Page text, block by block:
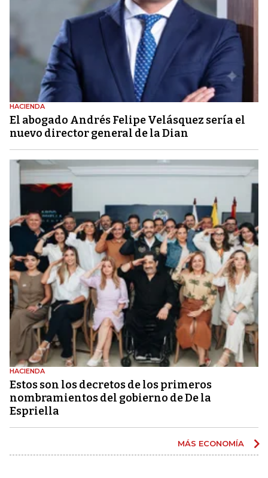
HACIENDA
El abogado Andrés Felipe Velásquez sería el
nuevo director general de la Dian
HACIENDA
Estos son los decretos de los primeros
nombramientos del gobierno de De la
Espriella
MÁS ECONOMÍA